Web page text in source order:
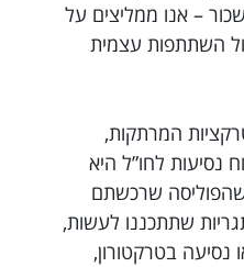
– אנו ממליצים על
השתתפות עצמית
המרתקות,
נסיעות לחו”ל היא
שהפוליסה שרכשתם
שתתכננו לעשות,
נסיעה בטרקטורון,